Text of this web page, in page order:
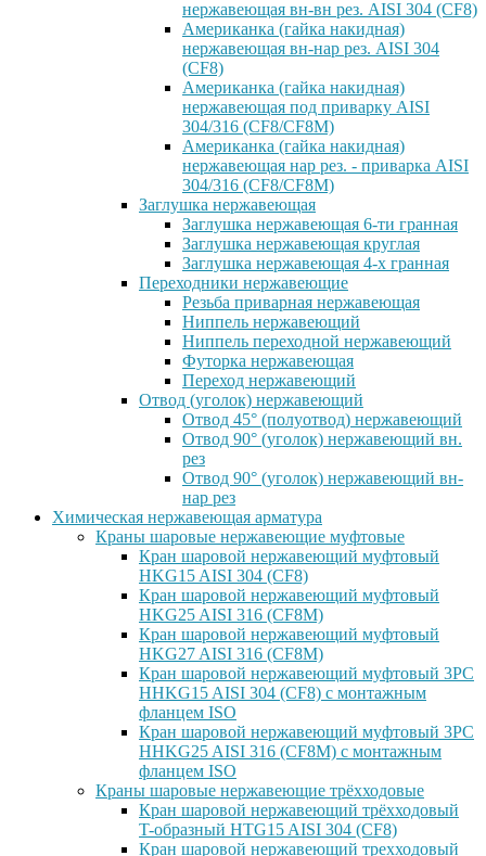
нержавеющая вн-вн рез. AISI 304 (CF8)
Американка (гайка накидная)
нержавеющая вн-нар рез. AISI 304
(CF8)
Американка (гайка накидная)
нержавеющая под приварку AISI
304/316 (CF8/CF8M)
Американка (гайка накидная)
нержавеющая нар рез. - приварка AISI
304/316 (CF8/CF8M)
Заглушка нержавеющая
Заглушка нержавеющая 6-ти гранная
Заглушка нержавеющая круглая
Заглушка нержавеющая 4-х гранная
Переходники нержавеющие
Резьба приварная нержавеющая
Ниппель нержавеющий
Ниппель переходной нержавеющий
Футорка нержавеющая
Переход нержавеющий
Отвод (уголок) нержавеющий
Отвод 45° (полуотвод) нержавеющий
Отвод 90° (уголок) нержавеющий вн.
рез
Отвод 90° (уголок) нержавеющий вн-
нар рез
Химическая нержавеющая арматура
Краны шаровые нержавеющие муфтовые
Кран шаровой нержавеющий муфтовый
HKG15 AISI 304 (CF8)
Кран шаровой нержавеющий муфтовый
HKG25 AISI 316 (CF8M)
Кран шаровой нержавеющий муфтовый
HKG27 AISI 316 (CF8M)
Кран шаровой нержавеющий муфтовый 3PC
HHKG15 AISI 304 (CF8) с монтажным
фланцем ISO
Кран шаровой нержавеющий муфтовый 3PC
HHKG25 AISI 316 (CF8M) с монтажным
фланцем ISO
Краны шаровые нержавеющие трёхходовые
Кран шаровой нержавеющий трёхходовый
T-образный HTG15 AISI 304 (CF8)
Кран шаровой нержавеющий трехходовый